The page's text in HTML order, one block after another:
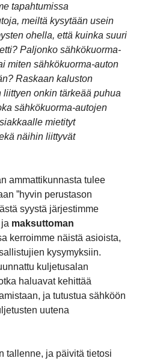
tapahtumissa
meiltä kysytään usein
ohella, että kuinka suuri
Paljonko sähkökuorma-
miten sähkökuorma-auton
Raskaan kaluston
liittyen onkin tärkeää puhua
sähkökuorma-autojen
mietityt
näihin liittyvät
ammattikunnasta tulee
”hyvin perustason
syystä järjestimme
maksuttoman
kerroimme näistä asioista,
kysymyksiin.
kuljetusalan
haluavat kehittää
ja tutustua sähköön
uutena
tallenne, ja päivitä tietosi